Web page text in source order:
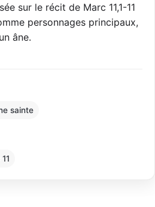
sur le récit de Marc 11,1-11
personnages principaux,
âne.
sainte